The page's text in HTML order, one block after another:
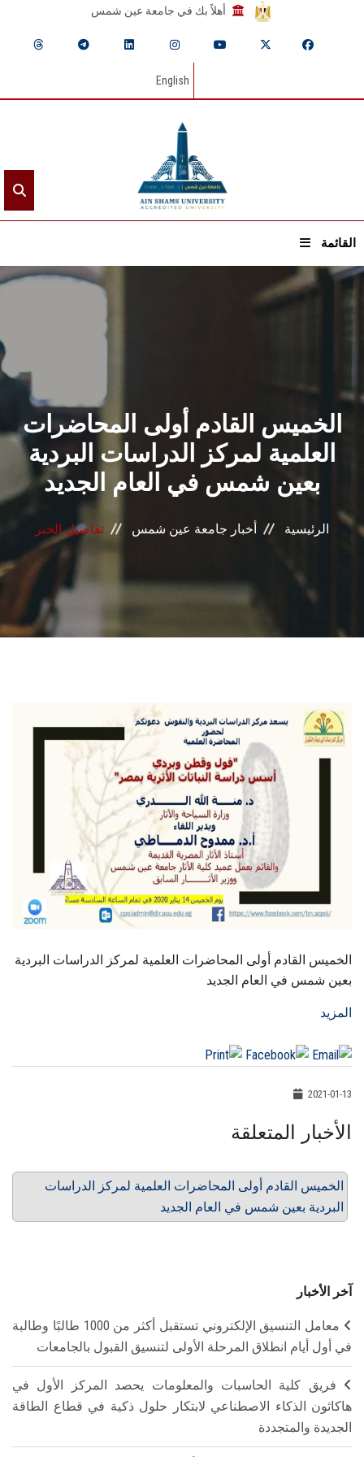
أهلاً بك في جامعة عين شمس
English
القائمة
الرئيسيـة
القطاعـات
الشئون الأكاديمية
البحث العلمي
المراكز والوحدات
الأنظمة الذكية
الطلاب
الدراسات العليا
الخريجين
الموظفون
الزائـرون
الخميس القادم أولى المحاضرات
العلمية لمركز الدراسات البردية
بعين شمس في العام الجديد
الرئيسية أخبار جامعة عين شمس تفاصيل الخبر
الخميس القادم أولى المحاضرات العلمية لمركز الدراسات البردية
بعين شمس في العام الجديد
المزيد
2021-01-13
الأخبار المتعلقة
الخميس القادم أولى المحاضرات العلمية لمركز الدراسات
البردية بعين شمس في العام الجديد
آخر الأخبار
معامل التنسيق الإلكتروني تستقبل أكثر من 1000 طالبًا وطالبة
في أول أيام انطلاق المرحلة الأولى لتنسيق القبول بالجامعات
فريق كلية الحاسبات والمعلومات يحصد المركز الأول في
هاكاثون الذكاء الاصطناعي لابتكار حلول ذكية في قطاع الطاقة
الجديدة والمتجددة